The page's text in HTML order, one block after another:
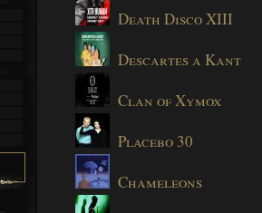
Death Disco XIII
Descartes a Kant
Clan of Xymox
Placebo 30
Chameleons